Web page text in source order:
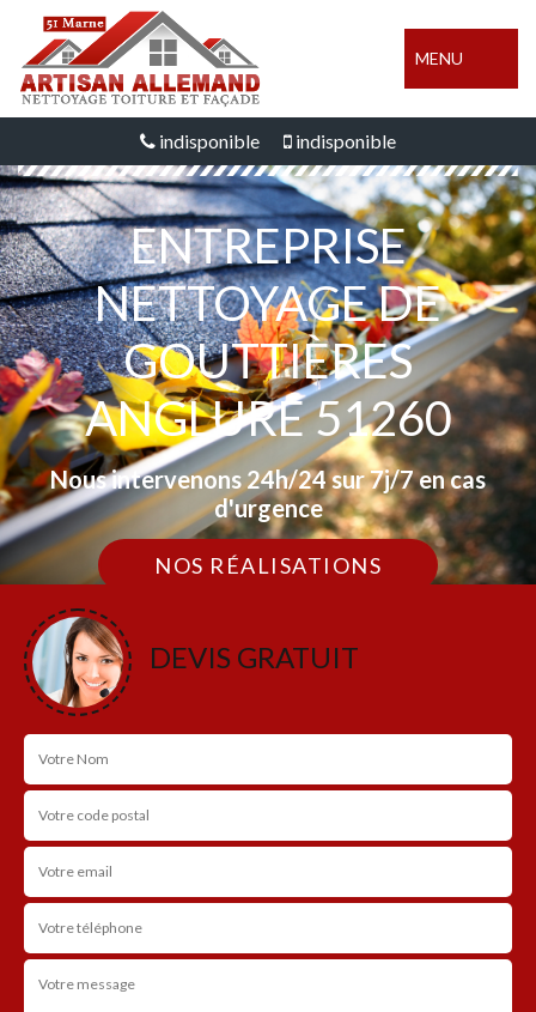
MENU
indisponible indisponible
ENTREPRISE
NETTOYAGE DE
GOUTTIÈRES
ANGLURE 51260
Nous intervenons 24h/24 sur 7j/7 en cas
d'urgence
NOS RÉALISATIONS
DEVIS GRATUIT